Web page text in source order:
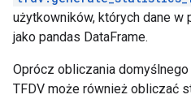
użytkowników, których dane
jako pandas DataFrame.
Oprócz obliczania
TFDV może również obliczać